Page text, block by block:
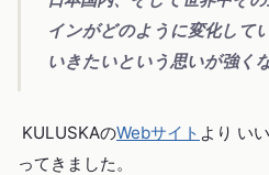
インがどのように変化して
いきたいという思いが強く
KULUSKAのWebサイト より い
ってきました。